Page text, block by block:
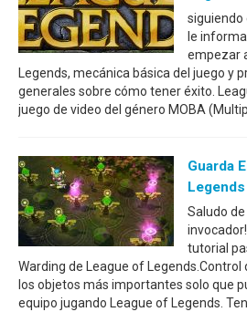
siguiendo
le
empezar
Legends, mecánica básica del juego y
generales sobre cómo tener éxito.
juego de video del género MOBA
Guarda
Legends
Saludo de
tutorial
Warding de League of Legends.Control
los objetos más importantes solo que
equipo jugando League of Legends.